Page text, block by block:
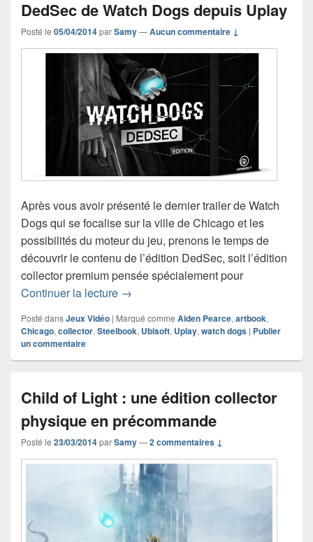
DedSec de Watch Dogs depuis Uplay
Posté le 05/04/2014parSamy—Aucun commentaire ↓
Après vous avoir présenté le dernier trailer de Watch
Dogs qui se focalise sur la ville de Chicago et les
possibilités du moteur du jeu, prenons le temps de
découvrir le contenu de l’édition DedSec, soit l’édition
collector premium pensée spécialement pour
Continuer la lecture Du contenu exclusif pour l’édition
→
Posté dansJeux Vidéo | Marqué comme Aiden Pearce, artbook,
Chicago, collector, Steelbook, Ubisoft, Uplay, watch dogs | Publier
un commentaire
Child of Light : une édition collector
physique en précommande
Posté le 23/03/2014parSamy—2 commentaires ↓